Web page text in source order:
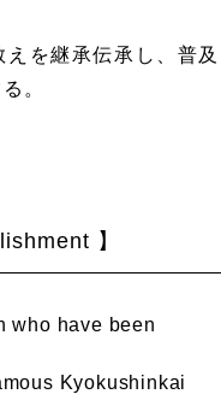
えを継承伝承し、普及
。
】
who have been
Kyokushinkai